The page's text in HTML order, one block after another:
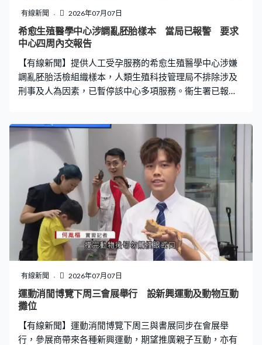
有線新聞 2026年07月07日
希愈生殖醫學中心涉調亂胚胎樣本 當局已報警 要求
中心四周內交報告
【有線新聞】提供人工受孕服務的希愈生殖醫學中心涉嫌
調亂胚胎活檢組織樣本，人類生殖科技管理局不排除涉及
刑事及人為因素，已暫停該中心多項服務。衞生署已報
務，5月將一些受孕胚胎抽取胚胎活檢組織樣本送交中大實
驗室進行基因檢查。中大實驗室發現，有兩個個案的胚胎
活檢組織樣本並非屬於原本的父母，第一個案7個樣本只有
一個屬於原本的父母，而第二個案2個樣本更全部不屬於原
本的父母。人類生殖科技管理局初步調查事件可能是送檢
樣本出錯，不排除涉及刑事及人為因素。 人類生殖科技管
理局成員楊樹標：「中心與中文大學重新將胚胎拿出來再
做一次活檢，然後再做檢測發覺是沒有搞亂胚胎的。即是
說我們現時來說，我們知道的資訊就是送檢樣本有出錯，
這個出錯是否一個人為因素呢？我們仍在調查。」 事件發
生在5月，但「希愈」6月17日才通報管理局。管理局調查
後本月3日通報衞生署，翌日暫停「希愈」大部分服務，只
維持儲存胚胎服務。 人類生殖科技管理局主席梁憲孫：
中心再通知我們，而不是中大直接通知。
有線新聞 2026年07月07日
運動消閒博覽下周三會展舉行 設新興運動及動物互動
攤位
【有線新聞】運動消閒博覽下周三與書展同步在會展舉
行，參展商帶來各種新興運動，期望推廣親子互動，亦有